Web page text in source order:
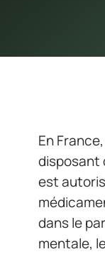
En
disposant
est
dans le
mentale,